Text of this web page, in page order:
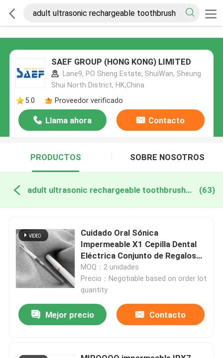
SAEF GROUP (HONG KONG) LIMITED
Lane9, PO Sheng Estate, ShuiWan, Sheung
Shui North District, HK,China
5.0
Proveedor verificado
Llama ahora Contacto
PRODUCTOS SOBRE NOSOTROS
adult ultrasonic rechargeable toothbrush fabricación en línea (63)
Cuidado Oral Sónica
Impermeable X1 Cepilla Dental
Eléctrica Conjunto de Regalos
de Fábrica Directa Mayorista
Portátil Inalámbrico Recargable
MOQ：2 unidades
Precio：Negotiable based on order lot
quantity
Mejor precio Contacto